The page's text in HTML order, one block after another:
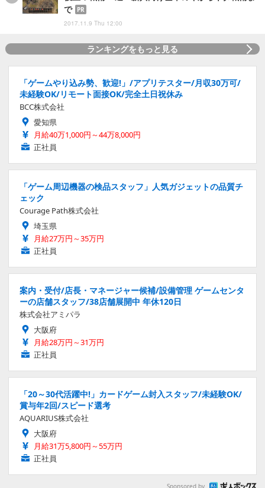
で
PR
2017.11.9 Thu 12:00
ランキングをもっと見る
「ゲームやり込み勢、歓迎!」/アプリテスター/月収30万可/
未経験OK/リモート面接OK/完全土日祝休み
BCC株式会社
愛知県
月給40万1,000円～44万8,000円
正社員
「ゲーム周辺機器の検品スタッフ」人気ガジェットの品質チ
ェック
Courage Path株式会社
埼玉県
月給27万円～35万円
正社員
案内・受付/店長・マネージャー候補/設備管理 ゲームセンタ
ーの店舗スタッフ/38店舗展開中 年休120日
株式会社アミパラ
大阪府
月給28万円～31万円
正社員
「20～30代活躍中!」カードゲーム封入スタッフ/未経験OK/
賞与年2回/スピード選考
AQUARIUS株式会社
大阪府
月給31万5,800円～55万円
正社員
Sponsored by